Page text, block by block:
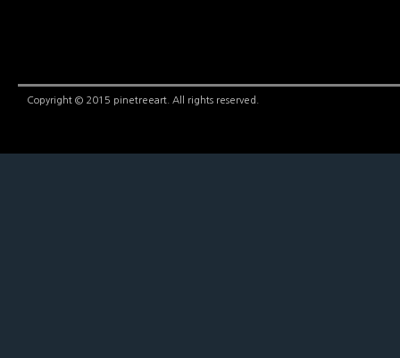
Copyright © 2015 pinetreeart. All rights reserved.